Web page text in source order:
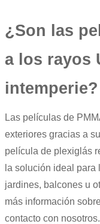
¿Son las
a los rayos
intemperie?
Las películas de
exteriores gracias a
película de plexiglás
la solución ideal para
jardines, balcones u
más información
contacto con nosotros.